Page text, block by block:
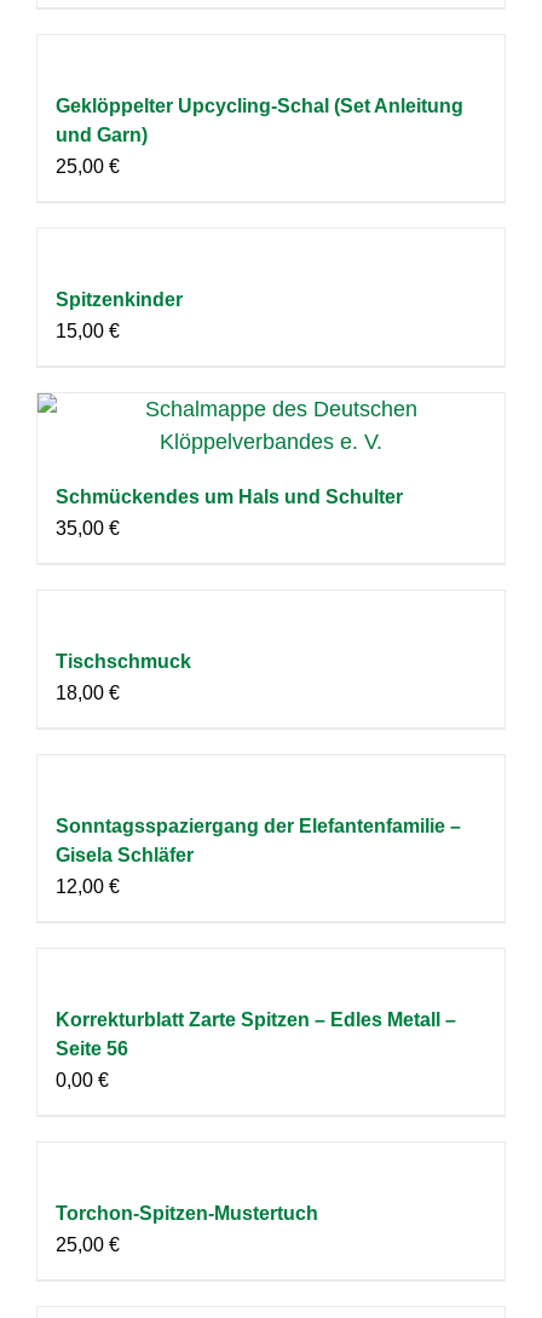
Geklöppelter Upcycling-Schal (Set Anleitung
und Garn)
25,00 €
Spitzenkinder
15,00 €
Schmückendes um Hals und Schulter
35,00 €
Tischschmuck
18,00 €
Sonntagsspaziergang der Elefantenfamilie –
Gisela Schläfer
12,00 €
Korrekturblatt Zarte Spitzen – Edles Metall –
Seite 56
0,00 €
Torchon-Spitzen-Mustertuch
25,00 €